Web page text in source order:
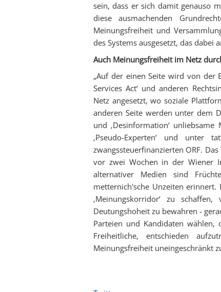
sein, dass er sich damit genauso
diese ausmachenden
Meinungsfreiheit und
des Systems ausgesetzt, das dabei
Auch Meinungsfreiheit im Netz
„Auf der einen Seite wird von der
Services Act‘ und anderen
Netz angesetzt, wo soziale
anderen Seite werden unter dem
und ‚Desinformation‘
‚Pseudo-Experten‘ und unter
zwangssteuerfinanzierten ORF.
vor zwei Wochen in der Wiener
alternativer Medien sind
metternich'sche Unzeiten
‚Meinungskorridor‘ zu
Deutungshoheit zu bewahren -
Parteien und Kandidaten
Freiheitliche, entschieden
Meinungsfreiheit uneingeschränkt